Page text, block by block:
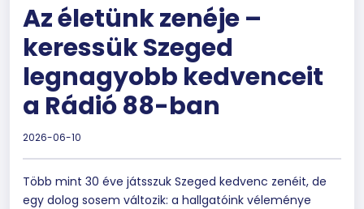
Az életünk zenéje –
keressük Szeged
legnagyobb kedvenceit
a Rádió 88-ban
2026-06-10
Több mint 30 éve játsszuk Szeged kedvenc zenéit, de
egy dolog sosem változik: a hallgatóink véleménye